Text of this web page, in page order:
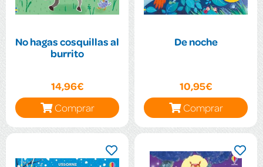
No hagas cosquillas al
burrito
14,96€
Comprar
De noche
10,95€
Comprar